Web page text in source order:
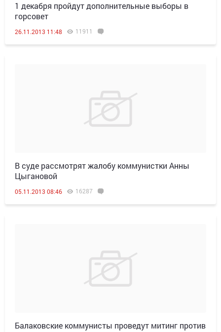
1 декабря пройдут дополнительные выборы в
горсовет
26.11.2013 11:48 11911
В суде рассмотрят жалобу коммунистки Анны
Цыгановой
05.11.2013 08:46 16287
Балаковские коммунисты проведут митинг против